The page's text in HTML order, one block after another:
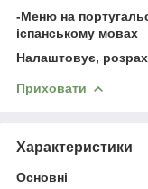
-Меню на
іспанському мовах
Налаштовує,
Приховати
Характеристики
Основні